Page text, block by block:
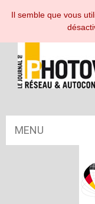
MENU
Il semble que vous